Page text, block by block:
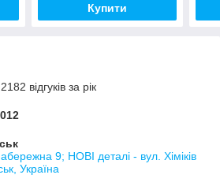
Купити
відгуків за рік
9; НОВІ деталі - вул. Хіміків
Україна